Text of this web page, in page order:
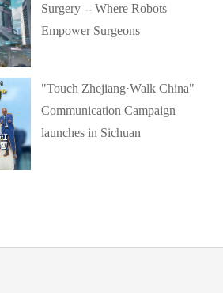
Surgery -- Where Robots
Empower Surgeons
"Touch Zhejiang·Walk China"
Communication Campaign
launches in Sichuan